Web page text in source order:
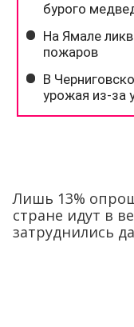
Лишь 13%
стране идут в
затруднились